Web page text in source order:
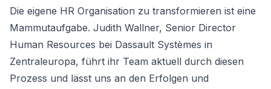
Die eigene HR Organisation zu transformieren ist eine
Mammutaufgabe. Judith Wallner, Senior Director
Human Resources bei Dassault Systèmes in
Zentraleuropa, führt ihr Team aktuell durch diesen
Prozess und lässt uns an den Erfolgen und